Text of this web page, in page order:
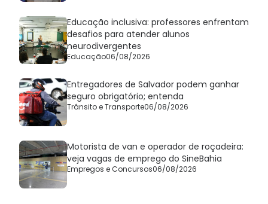
Educação inclusiva: professores enfrentam
desafios para atender alunos
neurodivergentes
Educação06/08/2026
Entregadores de Salvador podem ganhar
seguro obrigatório; entenda
Trânsito e Transporte06/08/2026
Motorista de van e operador de roçadeira:
veja vagas de emprego do SineBahia
Empregos e Concursos06/08/2026